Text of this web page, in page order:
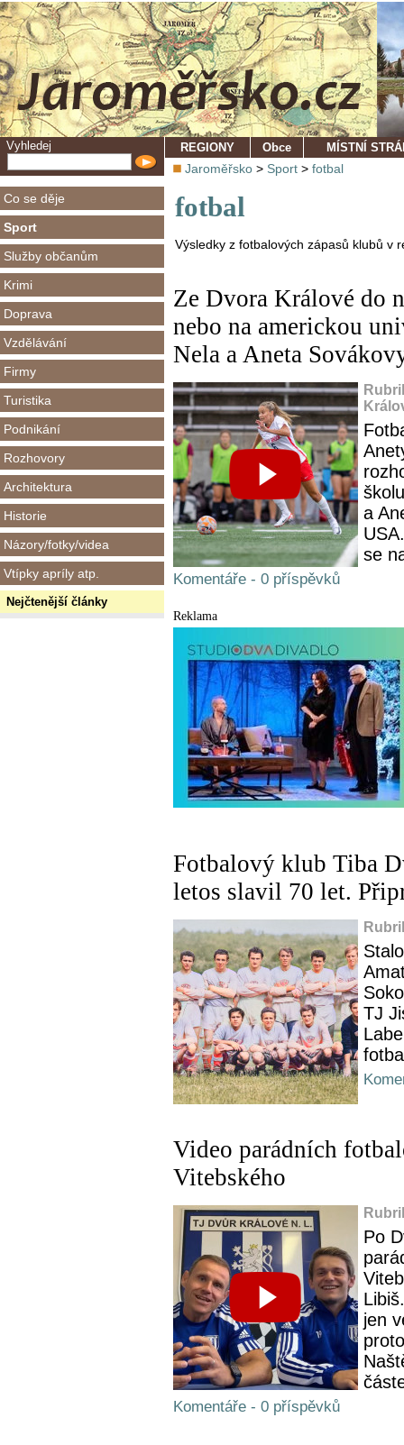
Vyhledej
Co se děje
Sport
Služby občanům
Krimi
Doprava
Vzdělávání
Firmy
Turistika
Podnikání
Rozhovory
Architektura
Historie
Názory/fotky/videa
Vtípky apríly atp.
Nejčtenější články
REGIONY Obce MÍSTNÍ
Jaroměřsko > Sport > fotbal
fotbal
Výsledky z fotbalových zápasů klubů v
Ze Dvora Králové do
nebo na americkou
Nela a Aneta
a
se
Komentáře - 0 příspěvků
Reklama
Fotbalový klub Tiba
letos slavil 70 let.
TJ
Video parádních
Vitebského
Po
jen
Komentáře - 0 příspěvků